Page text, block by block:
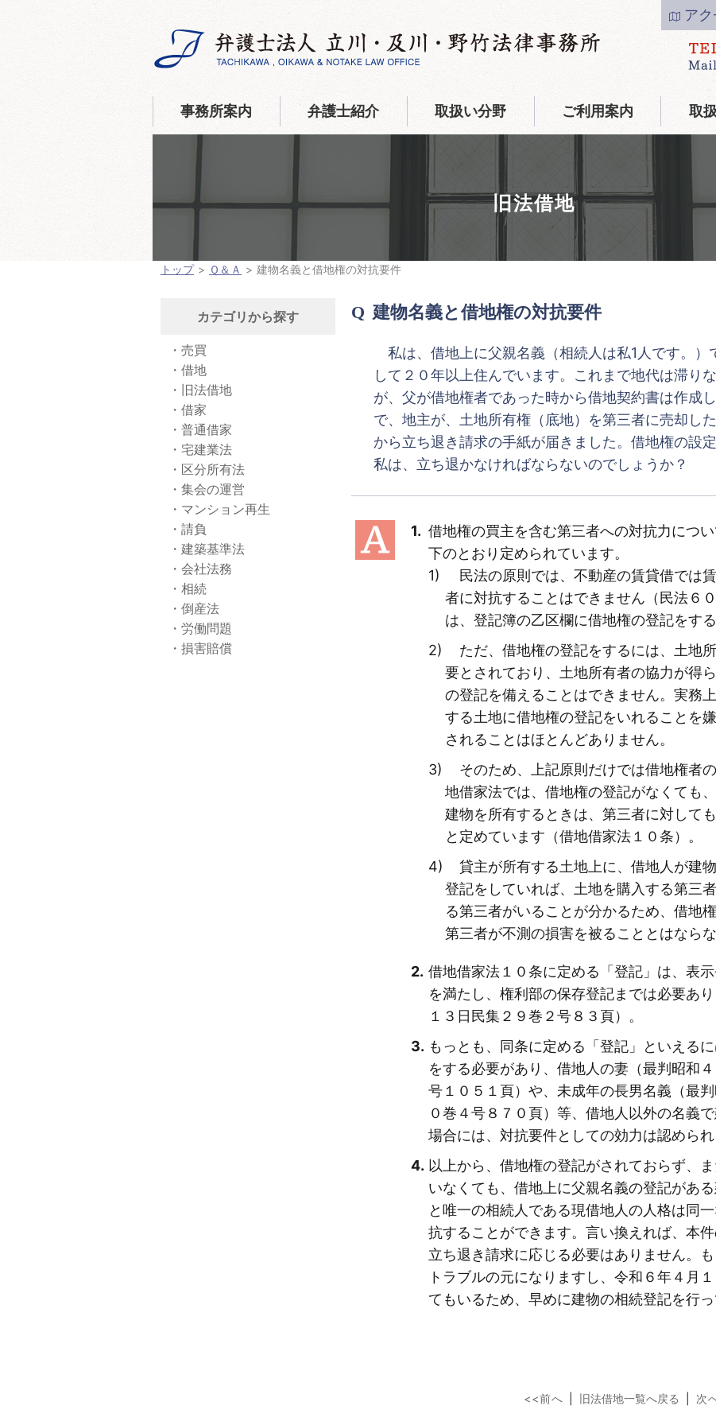
ア
事務所案内 弁護士紹介 取扱い分野 ご利用案内 取
旧法借地
トップ Ｑ＆Ａ 建物名義と借地権の対抗要件
建物名義と借地権の対抗要件
私は、借地上に父親名義（相続人は私1人です。）
して２０年以上住んでいます。これまで地代は滞り
が、父が借地権者であった時から借地契約書は作成
で、地主が、土地所有権（底地）を第三者に売却し
から立ち退き請求の手紙が届きました。借地権の設
私は、立ち退かなければならないのでしょうか？
借地権の買主を含む第三者への対抗力につ
下のとおり定められています。
民法の原則では、不動産の賃貸借では
者に対抗することはできません（民法６
は、登記簿の乙区欄に借地権の登記をす
ただ、借地権の登記をするには、土地
要とされており、土地所有者の協力が得
の登記を備えることはできません。実務
する土地に借地権の登記をいれることを
されることはほとんどありません。
そのため、上記原則だけでは借地権者
地借家法では、借地権の登記がなくても
建物を所有するときは、第三者に対して
と定めています（借地借家法１０条）。
貸主が所有する土地上に、借地人が建
登記をしていれば、土地を購入する第三
る第三者がいることが分かるため、借地
第三者が不測の損害を被ることとはならな
借地借家法１０条に定める「登記」は、表
を満たし、権利部の保存登記までは必要あ
１３日民集２９巻２号８３頁）。
もっとも、同条に定める「登記」といえる
をする必要があり、借地人の妻（最判昭和
号１０５１頁）や、未成年の長男名義（最
０巻４号８７０頁）等、借地人以外の名義
場合には、対抗要件としての効力は認められ
以上から、借地権の登記がされておらず、
いなくても、借地上に父親名義の登記があ
と唯一の相続人である現借地人の人格は同
抗することができます。言い換えれば、本
立ち退き請求に応じる必要はありません。
トラブルの元になりますし、令和６年４月
てもいるため、早めに建物の相続登記を行っ
<<前へ 旧法借地一覧へ戻る 次
カテゴリから探す
売買
借地
旧法借地
借家
普通借家
宅建業法
区分所有法
集会の運営
マンション再生
請負
建築基準法
会社法務
相続
倒産法
労働問題
損害賠償